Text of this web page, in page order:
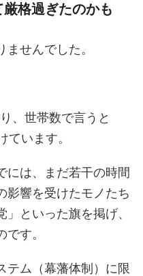
格過ぎたのかも
せんでした。
、世帯数で言うと
ています。
には、まだ若干の時間
影響を受けたモノたち
といった旗を掲げ、
す。
テム（幕藩体制）に限